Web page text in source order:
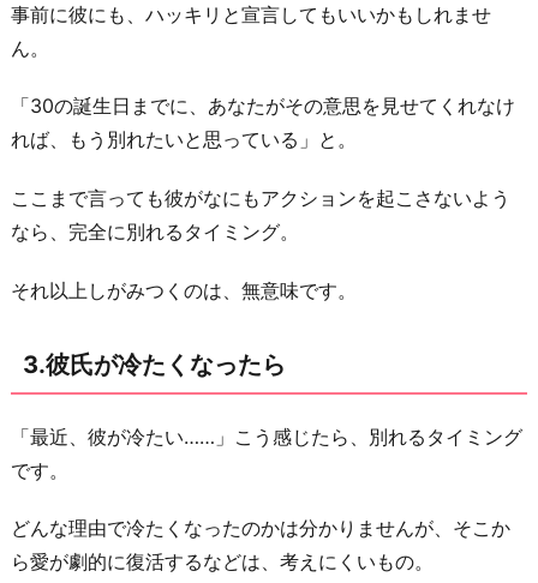
に
っ
て
れ
な
な
た
ら
6.
出
リ
ミ
事前に彼にも、ハッキリと宣言してもいいかもしれませ
ん。
「30の誕生日までに、あなたがその意思を見せてくれなけ
れば、もう別れたいと思っている」と。
ここまで言っても彼がなにもアクションを起こさないよう
なら、完全に別れるタイミング。
それ以上しがみつくのは、無意味です。
3.彼氏が冷たくなったら
「最近、彼が冷たい……」こう感じたら、別れるタイミング
です。
どんな理由で冷たくなったのかは分かりませんが、そこか
ら愛が劇的に復活するなどは、考えにくいもの。